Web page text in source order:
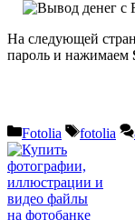
На следующей
пароль и нажимаем
Рубрики
Fotolia Метки
fotolia